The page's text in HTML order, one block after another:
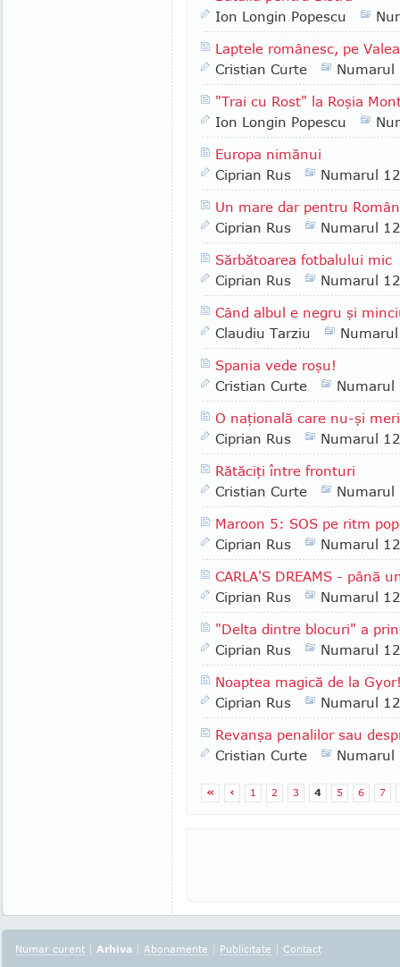
Ion Longin Popescu
Laptele românesc, pe
Cristian Curte
Numarul
"Trai cu Rost" la Roşia
Ion Longin Popescu
Europa nimănui
Ciprian Rus
Numarul
Un mare dar pentru
Ciprian Rus
Numarul
Sărbătoarea fotbalului mic
Ciprian Rus
Numarul
Când albul e negru şi
Claudiu Tarziu
Spania vede roşu!
Cristian Curte
Numarul
O naţională care nu-şi
Ciprian Rus
Numarul
Rătăciţi între fronturi
Cristian Curte
Numarul
Maroon 5: SOS pe ritm
Ciprian Rus
Numarul
CARLA'S DREAMS - până
Ciprian Rus
Numarul
"Delta dintre blocuri" a
Ciprian Rus
Numarul
Noaptea magică de la
Ciprian Rus
Numarul
Revanşa penalilor sau
Cristian Curte
Numarul
« ‹ 1 2 3 4 5 6 7
Numar curent | Arhiva | Abonamente | Publicitate | Contact